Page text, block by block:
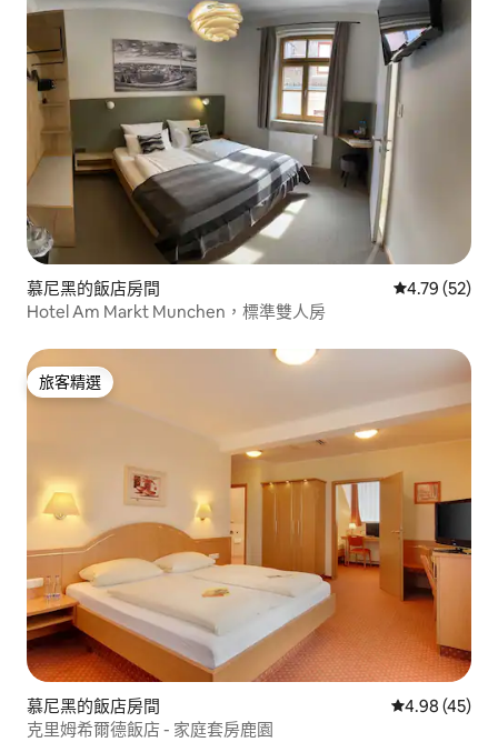
慕尼黑的飯店房間 從 52 則評價
4.79 (52)
Hotel Am Markt Munchen，標準雙人房
旅客精選
旅客精選
慕尼黑的飯店房間 從 45 則評價
4.98 (45)
克里姆希爾德飯店 - 家庭套房鹿園